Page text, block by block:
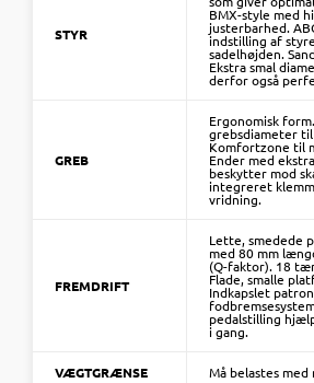
STYR
BMX-style med
justerbarhed.
indstilling af
sadelhøjden.
Ekstra smal
derfor også
GREB
Ergonomisk
grebsdiameter
Komfortzone til
Ender med
beskytter mod
integreret
vridning.
FREMDRIFT
Lette, smedede
med 80 mm
(Q-faktor). 18
Flade, smalle
Indkapslet
pedalstilling
i gang.
VÆGTGRÆNSE Må belastes med